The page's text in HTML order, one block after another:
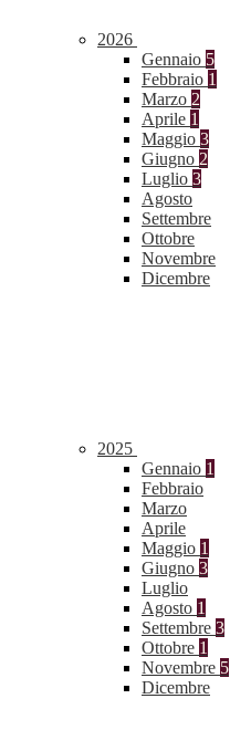
2026
Gennaio 5
Febbraio 1
Marzo 2
Aprile 1
Maggio 3
Giugno 2
Luglio 3
Agosto
Settembre
Ottobre
Novembre
Dicembre
2025
Gennaio 1
Febbraio
Marzo
Aprile
Maggio 1
Giugno 3
Luglio
Agosto 1
Settembre 3
Ottobre 1
Novembre 5
Dicembre